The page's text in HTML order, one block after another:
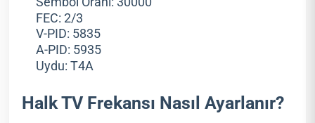
FEC: 2/3
V-PID: 5835
A-PID: 5935
Uydu: T4A
Halk TV Frekansı Nasıl Ayarlanır?